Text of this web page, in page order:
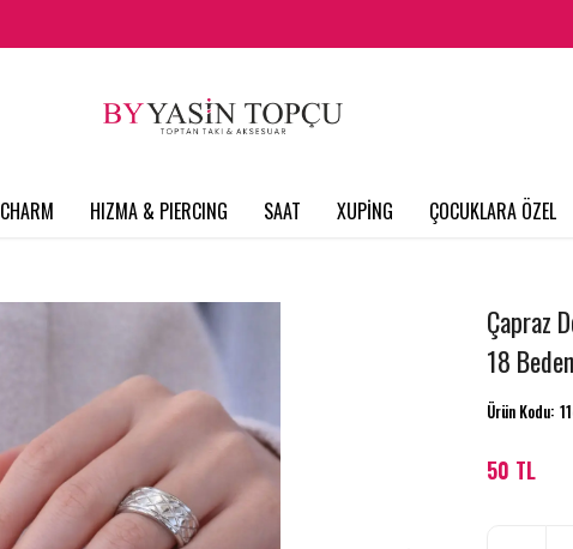
CHARM HIZMA & PIERCING SAAT XUPİNG ÇOCUKLARA ÖZEL
Çapraz
18 Beden
Ürün Kodu:
50 TL